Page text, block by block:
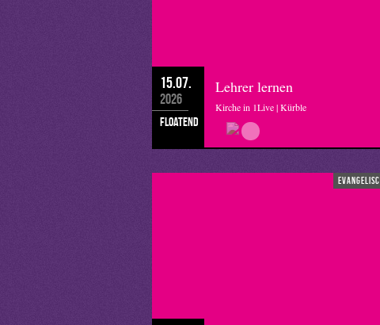
15.07.
2026
floatend
Lehrer lernen
Kirche in 1Live | Kürble